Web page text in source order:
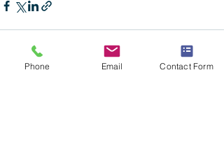
Phone Email Contact Form